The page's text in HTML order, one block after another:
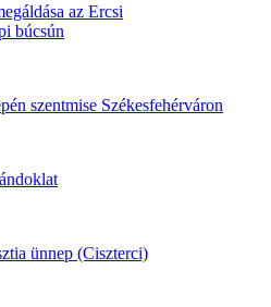
az Ercsi
búcsún
szentmise Székesfehérváron
ünnep (Ciszterci)